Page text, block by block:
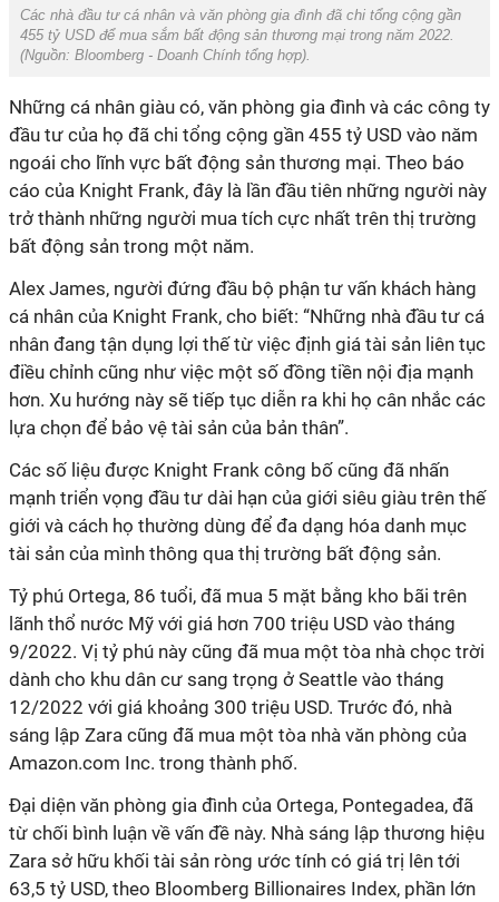
Các nhà đầu tư cá nhân và văn phòng gia đình đã chi tổng cộng gần
455 tỷ USD để mua sắm bất động sản thương mại trong năm 2022.
(Nguồn: Bloomberg - Doanh Chính tổng hợp).
Những cá nhân giàu có, văn phòng gia đình và các công ty
đầu tư của họ đã chi tổng cộng gần 455 tỷ USD vào năm
ngoái cho lĩnh vực bất động sản thương mại. Theo báo
cáo của Knight Frank, đây là lần đầu tiên những người này
trở thành những người mua tích cực nhất trên thị trường
bất động sản trong một năm.
Alex James, người đứng đầu bộ phận tư vấn khách hàng
cá nhân của Knight Frank, cho biết: “Những nhà đầu tư cá
nhân đang tận dụng lợi thế từ việc định giá tài sản liên tục
điều chỉnh cũng như việc một số đồng tiền nội địa mạnh
hơn. Xu hướng này sẽ tiếp tục diễn ra khi họ cân nhắc các
lựa chọn để bảo vệ tài sản của bản thân”.
Các số liệu được Knight Frank công bố cũng đã nhấn
mạnh triển vọng đầu tư dài hạn của giới siêu giàu trên thế
giới và cách họ thường dùng để đa dạng hóa danh mục
tài sản của mình thông qua thị trường bất động sản.
Tỷ phú Ortega, 86 tuổi, đã mua 5 mặt bằng kho bãi trên
lãnh thổ nước Mỹ với giá hơn 700 triệu USD vào tháng
9/2022. Vị tỷ phú này cũng đã mua một tòa nhà chọc trời
dành cho khu dân cư sang trọng ở Seattle vào tháng
12/2022 với giá khoảng 300 triệu USD. Trước đó, nhà
sáng lập Zara cũng đã mua một tòa nhà văn phòng của
Amazon.com Inc. trong thành phố.
Đại diện văn phòng gia đình của Ortega, Pontegadea, đã
từ chối bình luận về vấn đề này. Nhà sáng lập thương hiệu
Zara sở hữu khối tài sản ròng ước tính có giá trị lên tới
63,5 tỷ USD, theo Bloomberg Billionaires Index, phần lớn